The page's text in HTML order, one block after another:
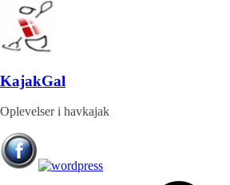
Skip
content
KajakGal
Oplevelser i havkajak